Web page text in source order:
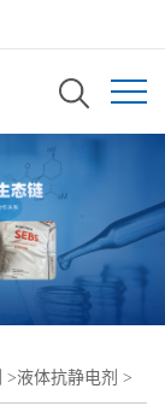
>液体抗静电剂 >